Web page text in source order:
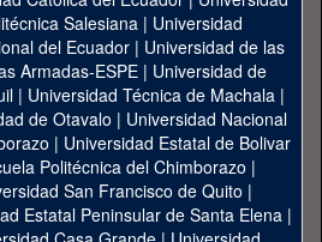
Salesiana | Universidad
del Ecuador | Universidad de las
Armadas-ESPE | Universidad de
| Universidad Técnica de Machala|
de Otavalo | Universidad Nacional
| Universidad Estatal de Bolivar
Politécnica del Chimborazo |
San Francisco de Quito |
Estatal Peninsular de Santa Elena|